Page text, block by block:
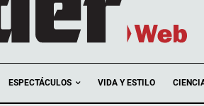
ESPECTÁCULOS VIDA Y ESTILO